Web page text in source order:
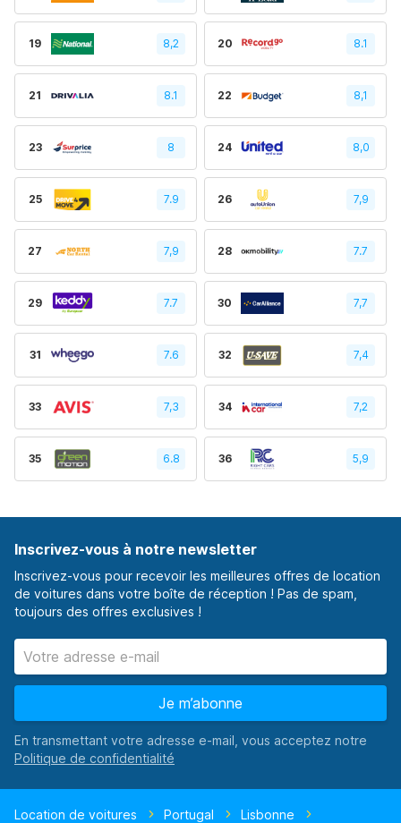
19 8,2 20 8.1
21 8.1 22 8,1
23 8 24 8,0
25 7.9 26 7,9
27 7,9 28 7.7
29 7.7 30 7,7
31 7.6 32 7,4
33 7,3 34 7,2
35 6.8 36 5,9
Inscrivez-vous à notre newsletter
Inscrivez-vous pour recevoir les meilleures offres de location
de voitures dans votre boîte de réception ! Pas de spam,
toujours des offres exclusives !
Je m’abonne
En transmettant votre adresse e-mail, vous acceptez notre
Location de voitures Portugal
Lisbonne